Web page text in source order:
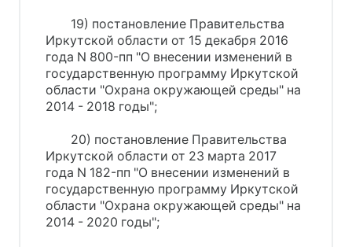
19) постановление Правительства
Иркутской области от 15 декабря 2016
года N 800-пп "О внесении изменений в
государственную программу Иркутской
области "Охрана окружающей среды" на
2014 - 2018 годы";
20) постановление Правительства
Иркутской области от 23 марта 2017
года N 182-пп "О внесении изменений в
государственную программу Иркутской
области "Охрана окружающей среды" на
2014 - 2020 годы";